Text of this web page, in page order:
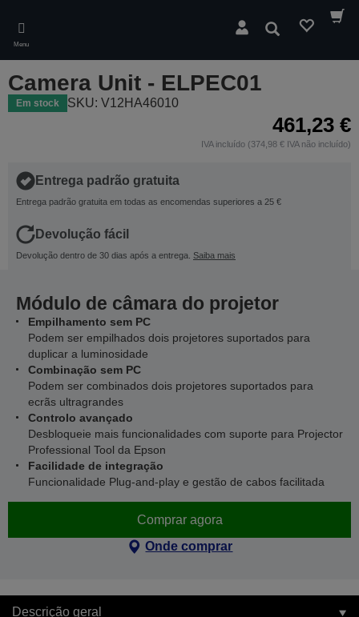
main
content
Menu
Pesquisar
Camera Unit - ELPEC01
Em stock SKU: V12HA46010
461,23 €
IVA incluído (374,98 € IVA não incluído)
Entrega padrão gratuita
Entrega padrão gratuita em todas as encomendas superiores a 25 €
Devolução fácil
Devolução dentro de 30 dias após a entrega. Saiba mais
Módulo de câmara do projetor
Empilhamento sem PC
Podem ser empilhados dois projetores suportados para
duplicar a luminosidade
Combinação sem PC
Podem ser combinados dois projetores suportados para
ecrãs ultragrandes
Controlo avançado
Desbloqueie mais funcionalidades com suporte para Projector
Professional Tool da Epson
Facilidade de integração
Funcionalidade Plug-and-play e gestão de cabos facilitada
Comprar agora
Onde comprar
Descrição geral